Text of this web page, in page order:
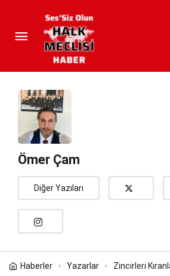
Ömer Çam
Diğer Yazıları
Haberler Yazarlar Zincirleri
Zincirleri Kıranlar:
Mehmet’ten Mustafa
Yorum Yap